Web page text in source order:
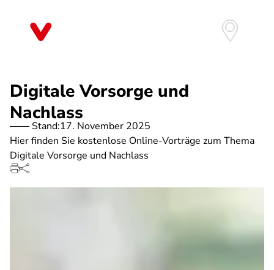
Digitale Vorsorge und
Nachlass
Stand:17. November 2025
Hier finden Sie kostenlose Online-Vorträge zum Thema
Digitale Vorsorge und Nachlass